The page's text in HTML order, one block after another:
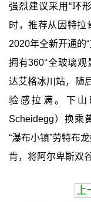
强烈建议采用“环
时，推荐从因特拉
2020年全新开通的
拥有360°全玻璃
达艾格冰川站，随
验感拉满。下
Scheidegg）换乘
“瀑布小镇”劳特布
肯，将阿尔卑斯双
上